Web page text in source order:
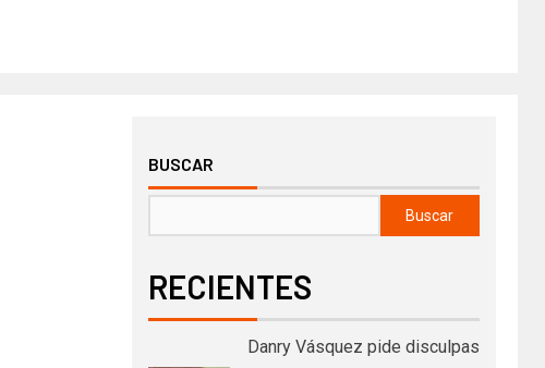
BUSCAR
Buscar
RECIENTES
Danry Vásquez pide disculpas